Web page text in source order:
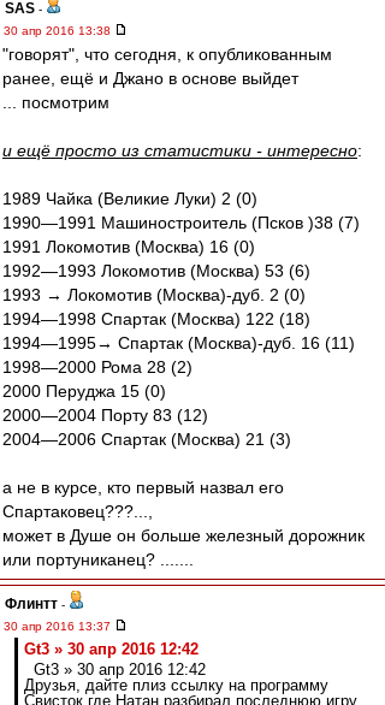
SAS -
30 апр 2016 13:38
"говорят", что сегодня, к опубликованным
ранее, ещё и Джано в основе выйдет
... посмотрим
и ещё просто из статистики - интересно:
1989 Чайка (Великие Луки) 2 (0)
1990—1991 Машиностроитель (Псков )38 (7)
1991 Локомотив (Москва) 16 (0)
1992—1993 Локомотив (Москва) 53 (6)
1993 → Локомотив (Москва)-дуб. 2 (0)
1994—1998 Спартак (Москва) 122 (18)
1994—1995→ Спартак (Москва)-дуб. 16 (11)
1998—2000 Рома 28 (2)
2000 Перуджа 15 (0)
2000—2004 Порту 83 (12)
2004—2006 Спартак (Москва) 21 (3)
а не в курсе, кто первый назвал его
Спартаковец???...,
может в Душе он больше железный дорожник
или портуниканец? .......
Флинтт -
30 апр 2016 13:37
Gt3 » 30 апр 2016 12:42
Gt3 » 30 апр 2016 12:42
Друзья, дайте плиз ссылку на программу
Свисток где Натан разбирал последнюю игру